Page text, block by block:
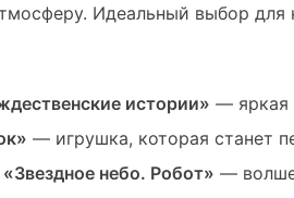
Идеальный выбор для
истории» — яркая
— игрушка, которая станет
небо. Робот» —